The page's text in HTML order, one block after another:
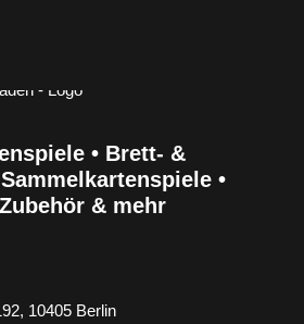
• Brett- &
•
& mehr
10405 Berlin